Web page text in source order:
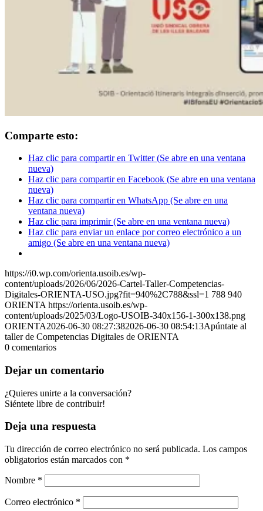
Comparte esto:
Haz clic para compartir en Twitter (Se abre en una ventana
nueva)
Haz clic para compartir en Facebook (Se abre en una ventana
nueva)
Haz clic para compartir en WhatsApp (Se abre en una
ventana nueva)
Haz clic para imprimir (Se abre en una ventana nueva)
Haz clic para enviar un enlace por correo electrónico a un
amigo (Se abre en una ventana nueva)
https://i0.wp.com/orienta.usoib.es/wp-
content/uploads/2026/06/2026-Cartel-Taller-Competencias-
Digitales-ORIENTA-USO.jpg?fit=940%2C788&ssl=1 788 940
ORIENTA https://orienta.usoib.es/wp-
content/uploads/2025/03/Logo-USOIB-340x156-1-300x138.png
ORIENTA2026-06-30 08:27:382026-06-30 08:54:13Apúntate al
taller de Competencias Digitales de ORIENTA
0 comentarios
Dejar un comentario
¿Quieres unirte a la conversación?
Siéntete libre de contribuir!
Deja una respuesta
Tu dirección de correo electrónico no será publicada. Los campos
obligatorios están marcados con *
Nombre *
Correo electrónico *